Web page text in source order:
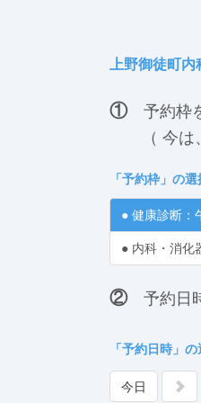
上野御徒町
①予約枠を
（ 今は、
「 予約枠 」の選
● 健康診断：
● 内科・消化
②予約日時
「予約日時」の
今日